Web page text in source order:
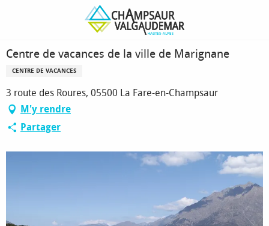
principal
Centre de vacances de la ville de Marignane
Centre de vacances de la ville de Marignane
CENTRE DE VACANCES
3 route des Roures, 05500 La Fare-en-Champsaur
M'y rendre
Partager